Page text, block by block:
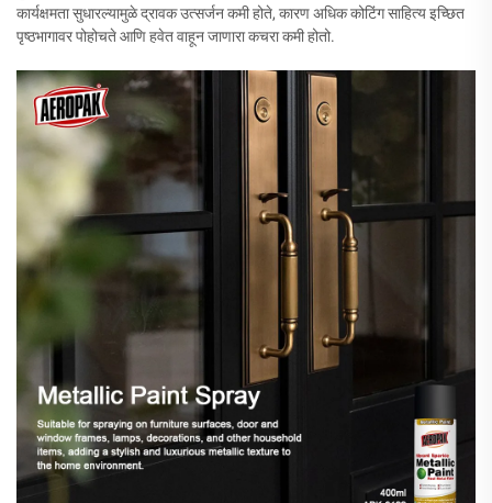
कार्यक्षमता सुधारल्यामुळे द्रावक उत्सर्जन कमी होते, कारण अधिक कोटिंग साहित्य इच्छित
पृष्ठभागावर पोहोचते आणि हवेत वाहून जाणारा कचरा कमी होतो.